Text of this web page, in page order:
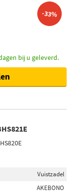
-33%
bij u geleverd.
Vuistzadel
AKEBONO